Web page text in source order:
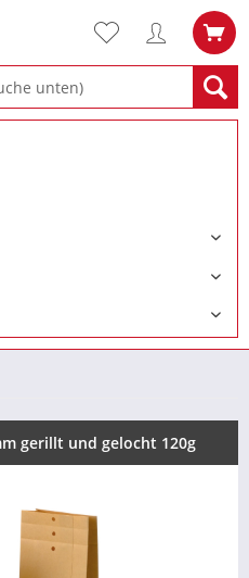
gerillt und gelocht 120g